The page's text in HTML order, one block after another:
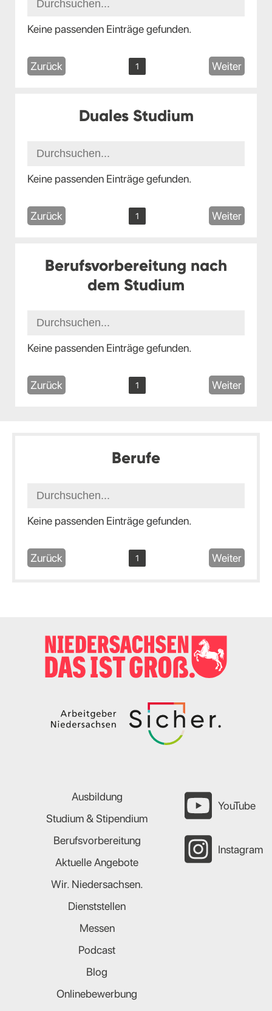
Keine passenden Einträge gefunden.
Zurück 1 Weiter
Duales Studium
Keine passenden Einträge gefunden.
Zurück 1 Weiter
Berufsvorbereitung nach
dem Studium
Keine passenden Einträge gefunden.
Zurück 1 Weiter
Berufe
Keine passenden Einträge gefunden.
Zurück 1 Weiter
Ausbildung
Studium & Stipendium
Berufsvorbereitung
Aktuelle Angebote
Wir. Niedersachsen.
Dienststellen
Messen
Podcast
Blog
Onlinebewerbung
YouTube
Instagram